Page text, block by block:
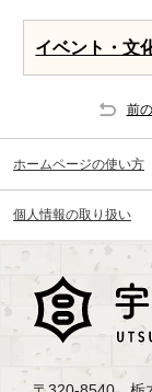
イベント・文
前
ホームページの使い方
個人情報の取り扱い